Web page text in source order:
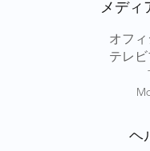
メディ
オフ
テレ
ヘ